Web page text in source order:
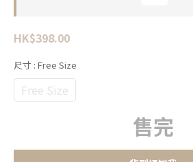
HK$398.00
尺寸 : Free Size
Free Size
售完